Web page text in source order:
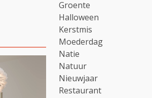
Groente
Halloween
Kerstmis
Moederdag
Natie
Natuur
Nieuwjaar
Restaurant